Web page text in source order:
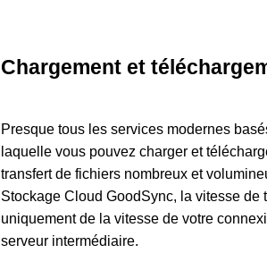
Chargement et
Presque tous les services modernes
laquelle vous pouvez charger et
transfert de fichiers nombreux et
Stockage Cloud GoodSync, la vitesse de
uniquement de la vitesse de votre
serveur intermédiaire.